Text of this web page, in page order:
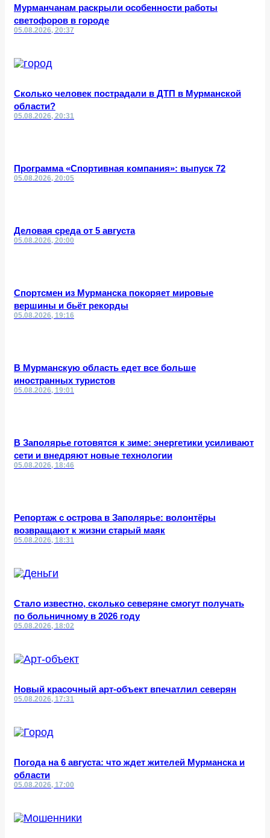
Мурманчанам раскрыли особенности работы
светофоров в городе
05.08.2026, 20:37
Сколько человек пострадали в ДТП в Мурманской
области?
05.08.2026, 20:31
Программа «Спортивная компания»: выпуск 72
05.08.2026, 20:05
Деловая среда от 5 августа
05.08.2026, 20:00
Спортсмен из Мурманска покоряет мировые
вершины и бьёт рекорды
05.08.2026, 19:16
В Мурманскую область едет все больше
иностранных туристов
05.08.2026, 19:01
В Заполярье готовятся к зиме: энергетики усиливают
сети и внедряют новые технологии
05.08.2026, 18:46
Репортаж с острова в Заполярье: волонтёры
возвращают к жизни старый маяк
05.08.2026, 18:31
Стало известно, сколько северяне смогут получать
по больничному в 2026 году
05.08.2026, 18:02
Новый красочный арт-объект впечатлил северян
05.08.2026, 17:31
Погода на 6 августа: что ждет жителей Мурманска и
области
05.08.2026, 17:00